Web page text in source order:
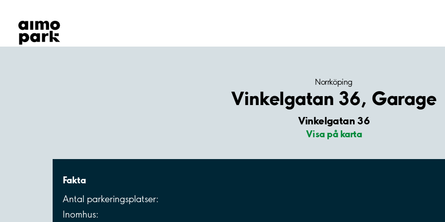
Hitta parkering
Samarbete
Kundservice
Norrköping
Vinkelgatan 36, Garage
Vinkelgatan 36
Visa på karta
Fakta
Antal parkeringsplatser:
Inomhus: